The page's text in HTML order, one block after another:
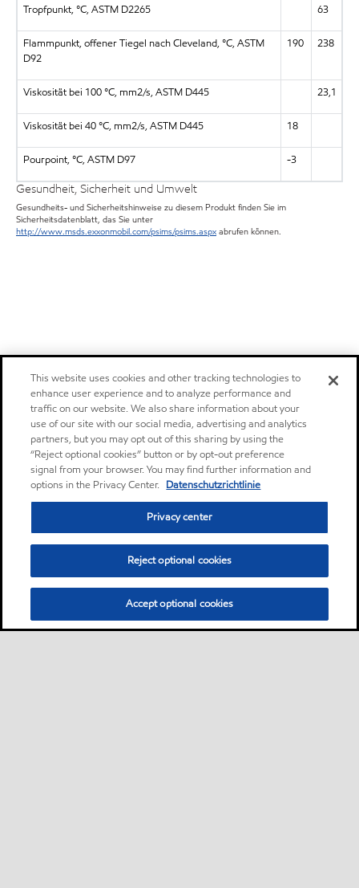
Tropfpunkt, °C, ASTM D2265 63
Flammpunkt, offener Tiegel nach Cleveland, °C, ASTM
D92
190 238
Viskosität bei 100 °C, mm2/s, ASTM D445 23,1
Viskosität bei 40 °C, mm2/s, ASTM D445 18
Pourpoint, °C, ASTM D97 -3
Gesundheit, Sicherheit und Umwelt
Gesundheits- und Sicherheitshinweise zu diesem Produkt finden Sie im
Sicherheitsdatenblatt, das Sie unter
http://www.msds.exxonmobil.com/psims/psims.aspxabrufen können.
This website uses cookies and other tracking technologies to
enhance user experience and to analyze performance and
traffic on our website. We also share information about your
use of our site with our social media, advertising and analytics
partners, but you may opt out of this sharing by using the
“Reject optional cookies” button or by opt-out preference
signal from your browser. You may find further information and
options in the Privacy Center. Datenschutzrichtlinie
Privacy center
Reject optional cookies
Accept optional cookies